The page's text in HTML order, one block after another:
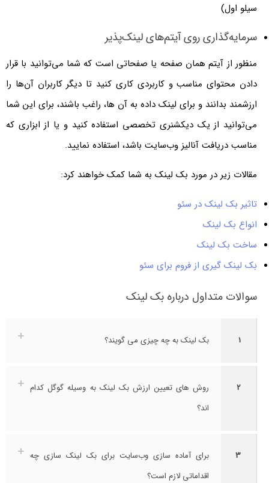
سیلو اول)
سرمایه‌گذاری روی آیتم‌های لینک‌پذیر
منظور از آیتم همان صفحه یا صفحاتی است که شما می‌توانید با قرار
دادن محتوای مناسب و کاربردی کاری کنید تا دیگر کاربران آن‌ها را
ارزشمند بدانند و برای لینک داده به آن ها، راغب باشند، برای این شما
می‌توانید از یک دیکشنری تخصصی استفاده کنید و یا از ابزاری که
مناسب دریافت آنالیز وب‌سایت باشد، استفاده نمایید.
مقالات زیر در مورد بک لینک به شما کمک خواهند کرد:
تاثیر بک لینک در سئو
انواع بک لینک
ساخت بک لینک
بک لینک گیری از فروم برای سئو
سوالات متداول درباره بک لینک
بک لینک به چه چیزی می گویند؟
2
روش های تعیین ارزش بک لینک به وسیله گوگل کدام
اند؟
3
برای آماده سازی وب‌سایت برای بک لینک سازی چه
اقداماتی لازم است؟